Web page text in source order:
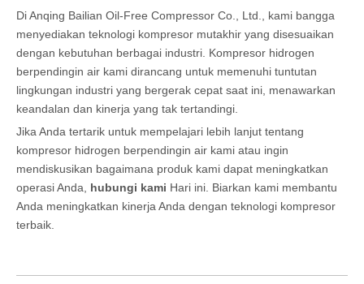
Di Anqing Bailian Oil-Free Compressor Co., Ltd., kami bangga
menyediakan teknologi kompresor mutakhir yang disesuaikan
dengan kebutuhan berbagai industri. Kompresor hidrogen
berpendingin air kami dirancang untuk memenuhi tuntutan
lingkungan industri yang bergerak cepat saat ini, menawarkan
keandalan dan kinerja yang tak tertandingi.
Jika Anda tertarik untuk mempelajari lebih lanjut tentang
kompresor hidrogen berpendingin air kami atau ingin
mendiskusikan bagaimana produk kami dapat meningkatkan
operasi Anda, hubungi kami Hari ini. Biarkan kami membantu
Anda meningkatkan kinerja Anda dengan teknologi kompresor
terbaik.